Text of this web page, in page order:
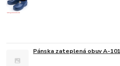
Pánska zateplená obuv A-